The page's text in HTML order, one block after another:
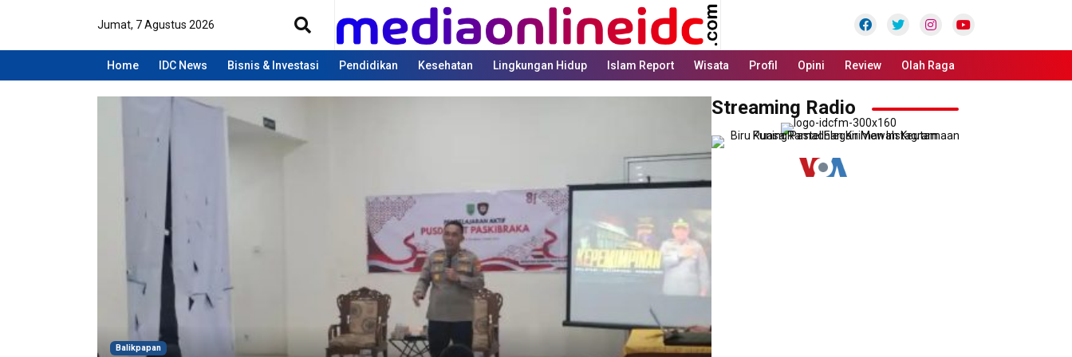
Jumat, 7 Agustus 2026 FacebookTwitter InstagramYoutube
Home IDC News Bisnis & Investasi Pendidikan Kesehatan Lingkungan Hidup Islam Report Wisata Profil Opini Review Olah Raga
Balikpapan
Balikpapan
Balikpapan
Balikpapan
Balikpapan
Streaming Radio